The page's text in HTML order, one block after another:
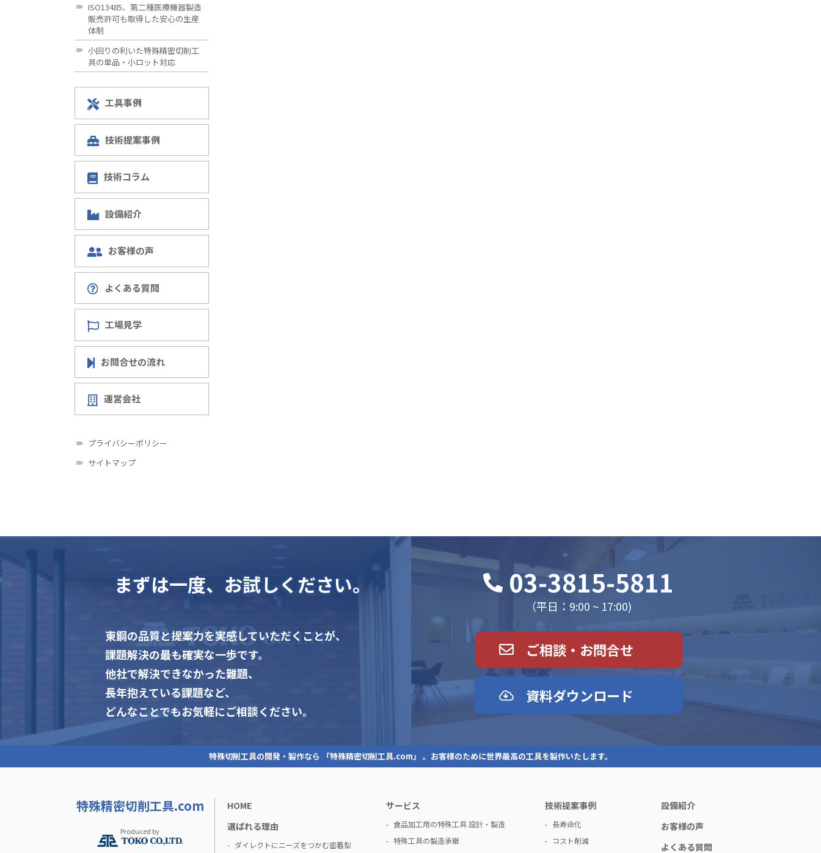
ISO13485、第二種医療機器製造
販売許可も取得した安心の生産
体制
小回りの利いた特殊精密切削工
具の単品・小ロット対応
工具事例
技術提案事例
技術コラム
設備紹介
お客様の声
よくある質問
工場見学
お問合せの流れ
運営会社
プライバシーポリシー
サイトマップ
まずは一度、お試しください。
東鋼の品質と提案力を実感していただくことが、
課題解決の最も確実な一歩です。
他社で解決できなかった難題、
長年抱えている課題など、
どんなことでもお気軽にご相談ください。
03-3815-5811
（平日：9:00 ~ 17:00)
ご相談・お問合せ
資料ダウンロード
特殊切削工具の開発・製作なら 「特殊精密切削工具.com」 。お客様のために世界最高の工具を製作いたします。
特殊精密切削工具.com
Produced by
HOME
選ばれる理由
ダイレクトにニーズをつかむ密着型
サービス
食品加工用の特殊工具 設計・製造
特殊工具の製造承継
技術提案事例
長寿命化
コスト削減
設備紹介
お客様の声
よくある質問